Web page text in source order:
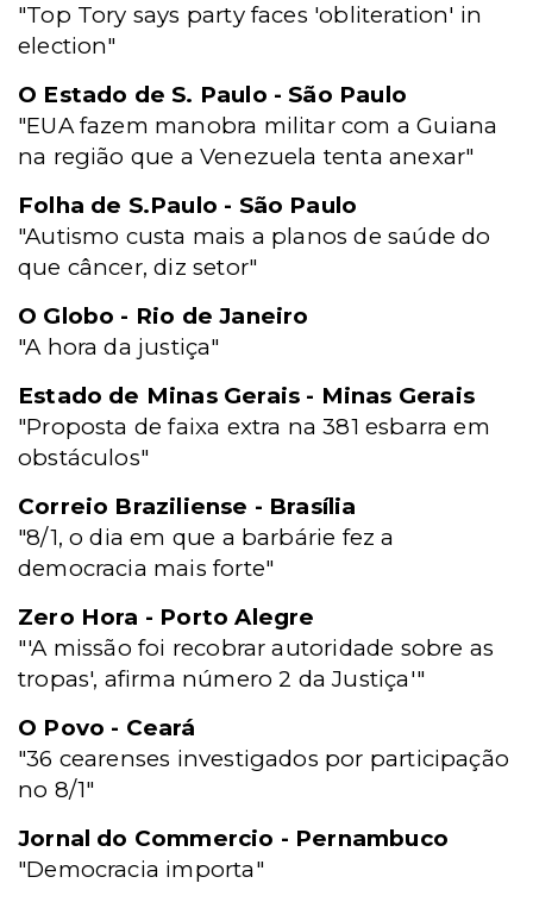
"Top Tory says party faces 'obliteration' in
election"
O Estado de S. Paulo - São Paulo
"EUA fazem manobra militar com a Guiana
na região que a Venezuela tenta anexar"
Folha de S.Paulo - São Paulo
"Autismo custa mais a planos de saúde do
que câncer, diz setor"
O Globo - Rio de Janeiro
"A hora da justiça"
Estado de Minas Gerais - Minas Gerais
"Proposta de faixa extra na 381 esbarra em
obstáculos"
Correio Braziliense - Brasília
"8/1, o dia em que a barbárie fez a
democracia mais forte"
Zero Hora - Porto Alegre
"'A missão foi recobrar autoridade sobre as
tropas', afirma número 2 da Justiça'"
O Povo - Ceará
"36 cearenses investigados por participação
no 8/1"
Jornal do Commercio - Pernambuco
"Democracia importa"